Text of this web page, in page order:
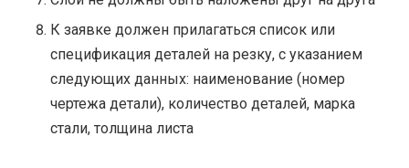
К заявке должен прилагаться список или
спецификация деталей на резку, с указанием
следующих данных: наименование (номер
чертежа детали), количество деталей, марка
стали, толщина листа